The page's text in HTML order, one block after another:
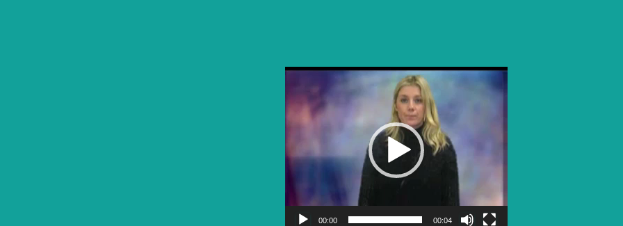
Lecteur
vidéo
00:00 00:04